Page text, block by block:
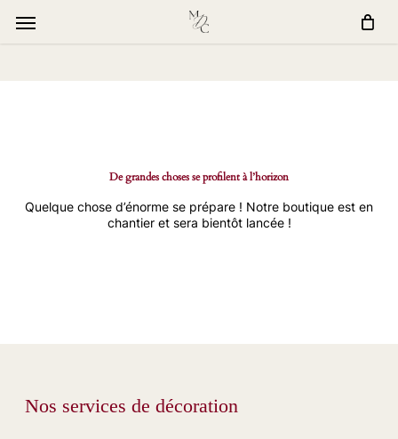
{dataLayer.push(arguments);} gtag('js', new Date());
gtag('config', 'G-Q0FQ7ETT7R');
mainMenu
De grandes choses se profilent à l’horizon
Quelque chose d’énorme se prépare ! Notre boutique est en
chantier et sera bientôt lancée !
Nos services de décoration